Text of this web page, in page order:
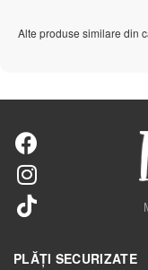
Alte produse similare din
PLĂȚI SECURIZATE